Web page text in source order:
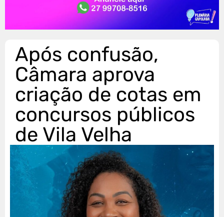
Após confusão,
Câmara aprova
criação de cotas em
concursos públicos
de Vila Velha